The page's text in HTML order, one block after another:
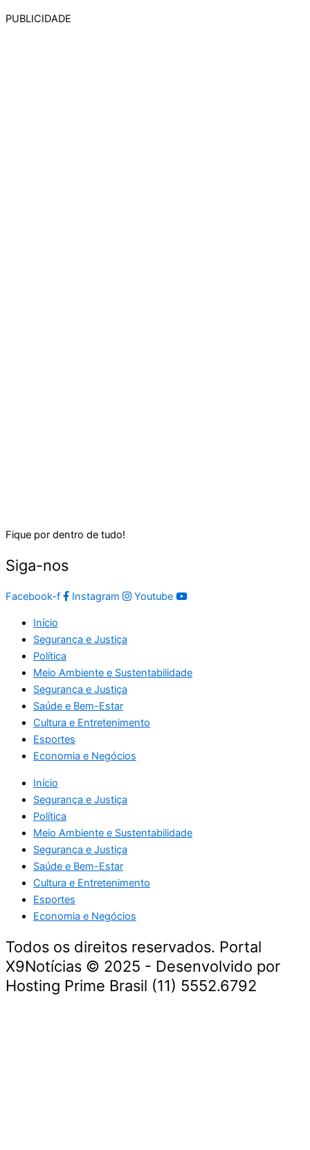
PUBLICIDADE
Fique por dentro de tudo!
Siga-nos
Facebook-f Instagram Youtube
Início
Segurança e Justiça
Política
Meio Ambiente e Sustentabilidade
Segurança e Justiça
Saúde e Bem-Estar
Cultura e Entretenimento
Esportes
Economia e Negócios
Início
Segurança e Justiça
Política
Meio Ambiente e Sustentabilidade
Segurança e Justiça
Saúde e Bem-Estar
Cultura e Entretenimento
Esportes
Economia e Negócios
Todos os direitos reservados. Portal
X9Notícias © 2025 - Desenvolvido por
Hosting Prime Brasil (11) 5552.6792